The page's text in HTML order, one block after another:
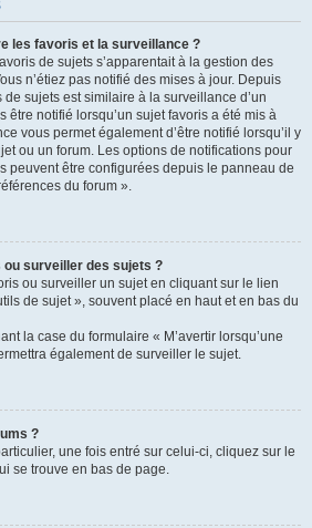
les favoris et la surveillance ?
de sujets s’apparentait à la gestion des
n’étiez pas notifié des mises à jour. Depuis
sujets est similaire à la surveillance d’un
être notifié lorsqu’un sujet favoris a été mis à
vous permet également d’être notifié lorsqu’il y
ou un forum. Les options de notifications pour
peuvent être configurées depuis le panneau de
du forum ».
surveiller des sujets ?
ou surveiller un sujet en cliquant sur le lien
de sujet », souvent placé en haut et en bas du
la case du formulaire « M’avertir lorsqu’une
également de surveiller le sujet.
?
une fois entré sur celui-ci, cliquez sur le
se trouve en bas de page.